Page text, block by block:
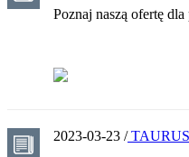
Poznaj naszą ofertę
2023-03-23 /TAURUS